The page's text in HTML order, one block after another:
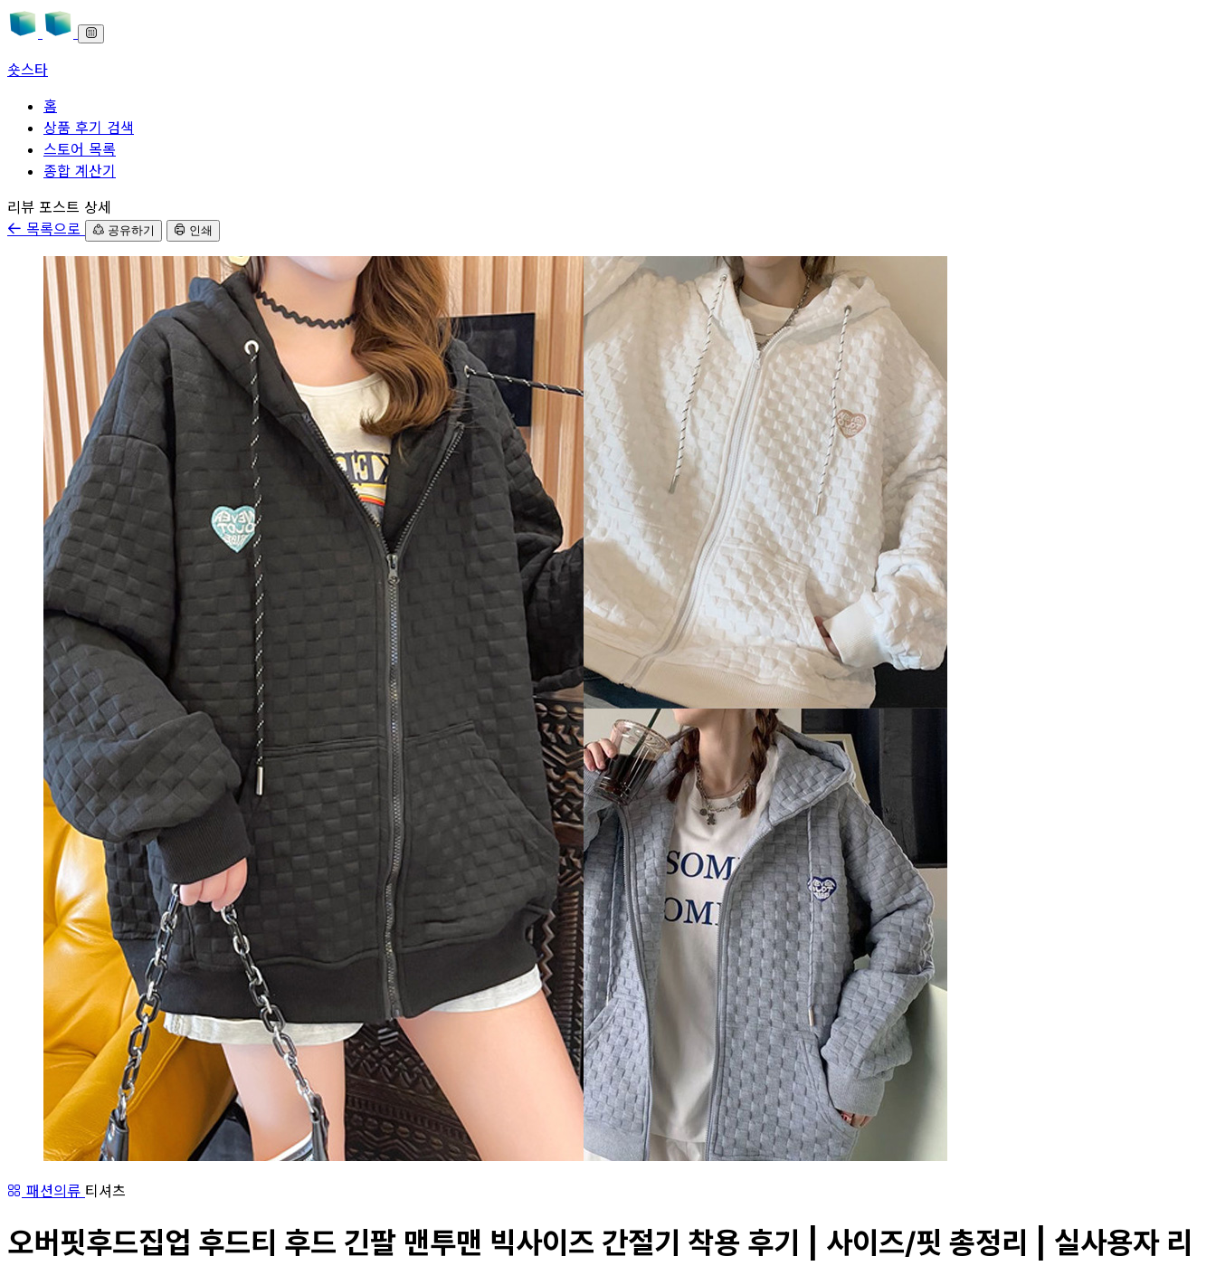
숏스타
홈
상품 후기 검색
스토어 목록
종합 계산기
본문으로 바로가기
리뷰 포스트 상세
목록으로
공유하기 인쇄
패션의류 티셔츠
오버핏후드집업 후드티 후드 긴팔 맨투맨 빅사이즈 간절기 착용 후기 | 사이즈/핏 총정리 | 실사용자 리